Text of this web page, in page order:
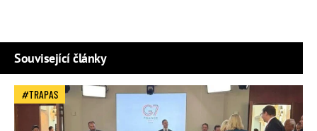
Související články
TRAPAS